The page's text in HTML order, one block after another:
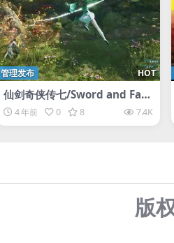
HOT
管理发布
仙剑奇侠传七/Sword and Fair
y 7/仙剑奇侠传7 1-7全集仙剑7
新仙剑奇侠传 单机版仙剑奇侠2
4 年前 0 8 7.4K
版